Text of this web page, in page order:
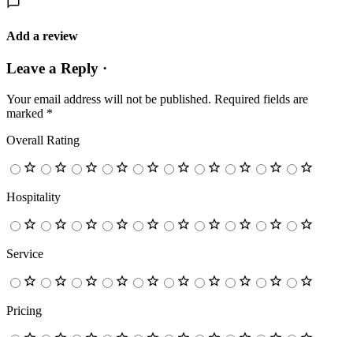
Add a review
Leave a Reply ·
Your email address will not be published. Required fields are
marked *
Overall Rating
Hospitality
Service
Pricing